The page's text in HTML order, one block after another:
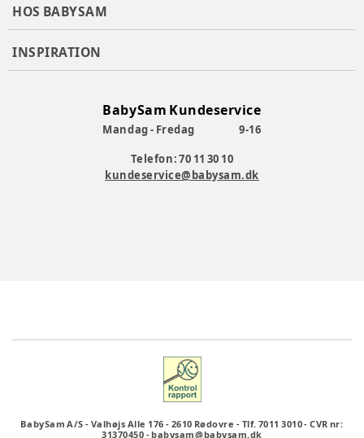
HOS BABYSAM
INSPIRATION
BabySam Kundeservice
Mandag - Fredag
9-16
Telefon: 70 11 30 10
kundeservice@babysam.dk
BabySam A/S - Valhøjs Alle 176 - 2610 Rødovre - Tlf. 7011 3010-CVR nr:
31370450 -babysam@babysam.dk